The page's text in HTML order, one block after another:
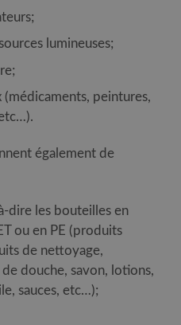
lumineuses;
(médicaments, peintures,
également de
dire les bouteilles en
ou en PE (produits
de nettoyage,
douche, savon, lotions,
sauces, etc…);